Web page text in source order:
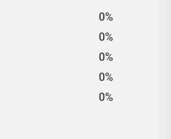
0%
0%
0%
0%
0%